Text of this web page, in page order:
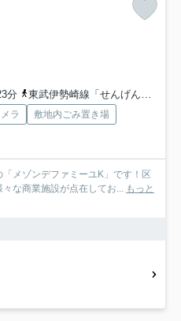
分
東武伊勢崎線「せんげん台」駅 徒歩27分
ラ
敷地内ごみ置き場
メゾンデファミーユK」です！区
な商業施設が点在してお... もっと